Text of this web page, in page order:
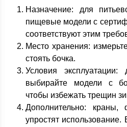
Назначение: для
пищевые модели с
соответствуют этим
Место хранения:
стоять бочка.
Условия эксплуатации:
выбирайте модели с
чтобы избежать трещин
Дополнительно: краны,
упростят